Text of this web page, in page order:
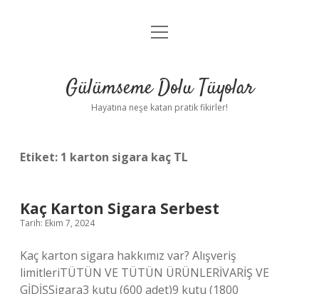
Anasayfa
Yasal Uyarı
menüyü
Gülümseme Dolu Tüyolar
Hayatına neşe katan pratik fikirler!
Etiket: 1 karton sigara kaç TL
Kaç Karton Sigara Serbest
Tarih: Ekim 7, 2024
Kaç karton sigara hakkımız var? Alışveriş
limitleriTÜTÜN VE TÜTÜN ÜRÜNLERİVARİŞ VE
GİDİŞSigara3 kutu (600 adet)9 kutu (1800